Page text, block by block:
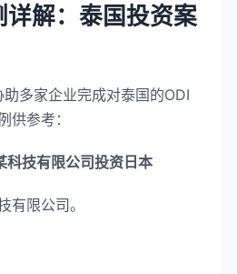
详解：泰国投资案
多家企业完成对泰国的ODI
供参考：
科技有限公司投资日本
有限公司。